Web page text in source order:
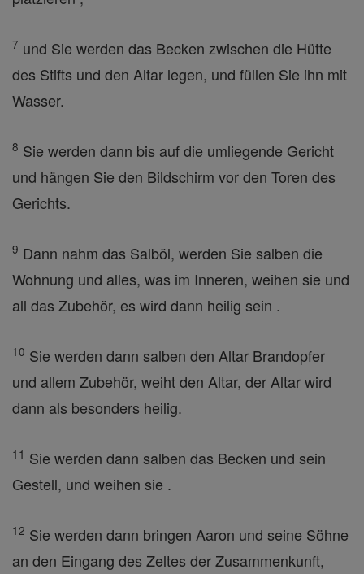
7 und Sie werden das Becken zwischen die Hütte
des Stifts und den Altar legen, und füllen Sie ihn mit
Wasser.
8 Sie werden dann bis auf die umliegende Gericht
und hängen Sie den Bildschirm vor den Toren des
Gerichts.
9 Dann nahm das Salböl, werden Sie salben die
Wohnung und alles, was im Inneren, weihen sie und
all das Zubehör, es wird dann heilig sein .
10 Sie werden dann salben den Altar Brandopfer
und allem Zubehör, weiht den Altar, der Altar wird
dann als besonders heilig.
11 Sie werden dann salben das Becken und sein
Gestell, und weihen sie .
12 Sie werden dann bringen Aaron und seine Söhne
an den Eingang des Zeltes der Zusammenkunft,